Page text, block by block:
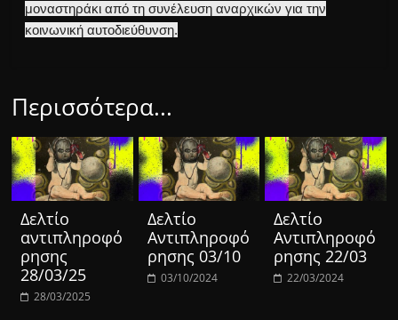
μοναστηράκι από τη συνέλευση αναρχικών για την
κοινωνική αυτοδιεύθυνση.
Περισσότερα...
Δελτίο
αντιπληροφό
ρησης
28/03/25
28/03/2025
Δελτίο
Αντιπληροφό
ρησης 03/10
03/10/2024
Δελτίο
Αντιπληροφό
ρησης 22/03
22/03/2024